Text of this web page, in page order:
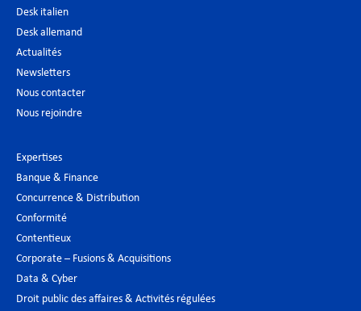
Desk italien
Desk allemand
Actualités
Newsletters
Nous contacter
Nous rejoindre
Expertises
Banque & Finance
Concurrence & Distribution
Conformité
Contentieux
Corporate – Fusions & Acquisitions
Data & Cyber
Droit public des affaires & Activités régulées